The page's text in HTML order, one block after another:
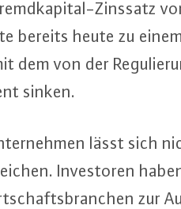
Zins­satz
bereits heute zu
dem von der
sinken.
lässt sich
In­ves­to­ren
zur